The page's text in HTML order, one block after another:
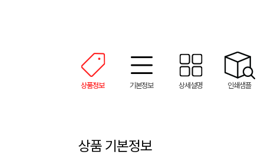
상품정보 기본정보 상세설명 인쇄샘플
상품 기본정보